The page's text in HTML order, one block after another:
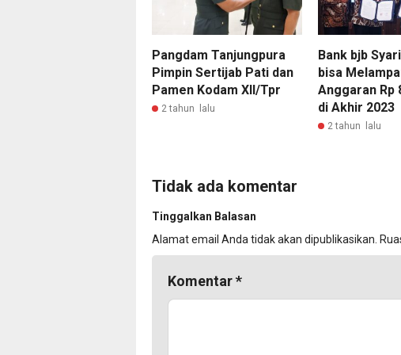
Pangdam Tanjungpura
Pimpin Sertijab Pati dan
Pamen Kodam XII/Tpr
2 tahun lalu
Bank bjb
bisa
Anggaran Rp
di Akhir 2023
2 tahun lalu
Tidak ada komentar
Tinggalkan Balasan
Alamat email Anda tidak akan dipublikasikan.
Komentar*